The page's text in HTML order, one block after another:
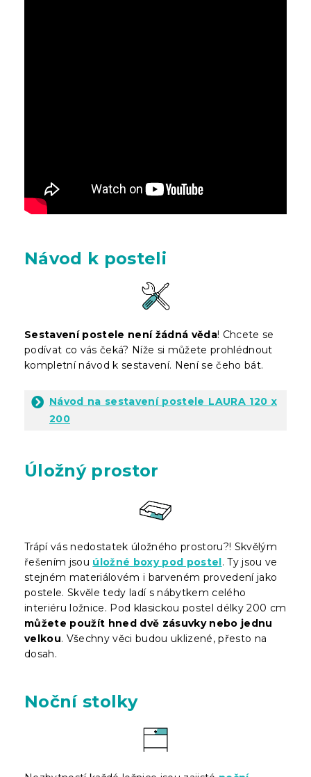
Návod k posteli
Sestavení postele není žádná věda! Chcete se
podívat co vás čeká? Níže si můžete prohlédnout
kompletní návod k sestavení. Není se čeho bát.
Návod na sestavení postele LAURA 120 x
200
Úložný prostor
Trápí vás nedostatek úložného prostoru?! Skvělým
řešením jsou úložné boxy pod postel. Ty jsou ve
stejném materiálovém i barveném provedení jako
postele. Skvěle tedy ladí s nábytkem celého
interiéru ložnice. Pod klasickou postel délky 200 cm
můžete použít hned dvě zásuvky nebo jednu
velkou. Všechny věci budou uklizené, přesto na
dosah.
Noční stolky